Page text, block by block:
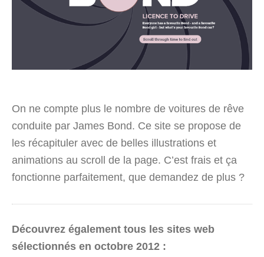
On ne compte plus le nombre de voitures de rêve
conduite par James Bond. Ce site se propose de
les récapituler avec de belles illustrations et
animations au scroll de la page. C’est frais et ça
fonctionne parfaitement, que demandez de plus ?
Découvrez également tous les sites web
sélectionnés en octobre 2012 :